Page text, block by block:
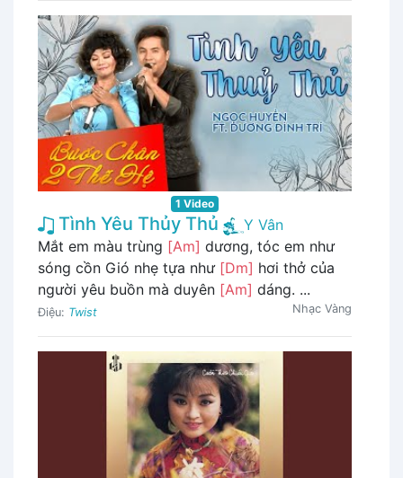
1 Video
Tình Yêu Thủy Thủ
Y Vân
Mắt em màu trùng [Am] dương, tóc em như
sóng cồn Gió nhẹ tựa như [Dm] hơi thở của
người yêu buồn mà duyên [Am] dáng. ...
Điệu: Twist Nhạc Vàng